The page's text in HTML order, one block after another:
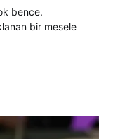
bence.
bir mesele